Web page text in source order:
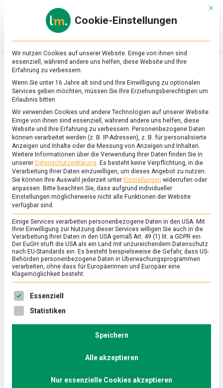
Online-
Magazin
zu
&
Ernährung
SCHLAGWORT:GRÜNE EUROPAABGEORDNETE
POLITIK/TV
Die Gemeinsame Agrarpolitik (GAP) ist
ein Monstrum – Sarah Wiener im
Küchenkabinett
7. Dezember 2022
Sarah
Die Köchin und grüne Europaabgeordnete Sarah
Wiener unterhält sich in Straßburg mit Christoph
an sie gerichteten Erwartungen.
Mit
Cookie-Einstellungen
Wir nutzen Cookies auf unserer Website. Einige von ihnen sind
essenziell, während andere uns helfen, diese Website und Ihre
Erfahrung zu verbessern.
Wenn Sie unter 16 Jahre alt sind und Ihre Einwilligung zu optionalen
Services geben möchten, müssen Sie Ihre Erziehungsberechtigten um
Erlaubnis bitten.
Wir verwenden Cookies und andere Technologien auf unserer Website.
Einige von ihnen sind essenziell, während andere uns helfen, diese
Website und Ihre Erfahrung zu verbessern. Personenbezogene Daten
können verarbeitet werden (z. B. IP-Adressen), z. B. für personalisierte
Anzeigen und Inhalte oder die Messung von Anzeigen und Inhalten.
Weitere Informationen über die Verwendung Ihrer Daten finden Sie in
unserer Datenschutzerklärung. Es besteht keine Verpflichtung, in die
Verarbeitung Ihrer Daten einzuwilligen, um dieses Angebot zu nutzen.
Sie können Ihre Auswahl jederzeit unter Einstellungen widerrufen oder
anpassen. Bitte beachten Sie, dass aufgrund individueller
Einstellungen möglicherweise nicht alle Funktionen der Website
verfügbar sind.
Einige Services verarbeiten personenbezogene Daten in den USA. Mit
Ihrer Einwilligung zur Nutzung dieser Services willigen Sie auch in die
Verarbeitung Ihrer Daten in den USA gemäß Art. 49 (1) lit. a GDPR ein.
Der EuGH stuft die USA als ein Land mit unzureichendem Datenschutz
nach EU-Standards ein. Es besteht beispielsweise die Gefahr, dass US-
Behörden personenbezogene Daten in Überwachungsprogrammen
verarbeiten, ohne dass für Europäerinnen und Europäer eine
Klagemöglichkeit besteht.
Es folgt eine Liste der Service-Gruppen, für die eine
Essenziell
Statistiken
Speichern
Alle akzeptieren
Nur essenzielle Cookies akzeptieren